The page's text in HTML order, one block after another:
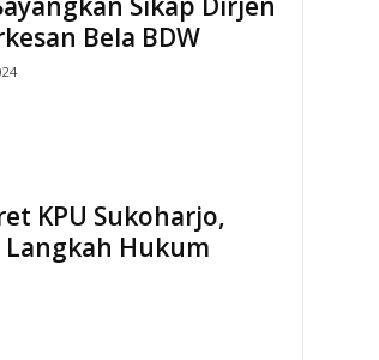
Bela BDW
KPU Sukoharjo,
Hukum